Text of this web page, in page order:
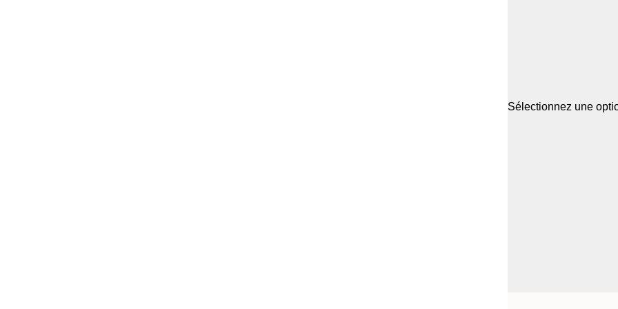
Sélectionnez une